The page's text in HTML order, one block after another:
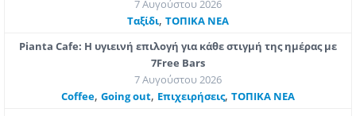
7 Αυγούστου 2026
Ταξίδι, ΤΟΠΙΚΑ ΝΕΑ
Pianta Cafe: Η υγιεινή επιλογή για κάθε στιγμή της ημέρας με
7Free Bars
7 Αυγούστου 2026
Coffee, Going out, Επιχειρήσεις, ΤΟΠΙΚΑ ΝΕΑ